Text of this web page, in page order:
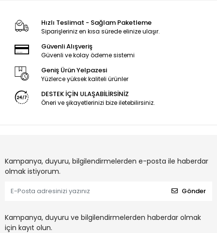
Hızlı Teslimat - Sağlam Paketleme
Siparişleriniz en kısa sürede elinize ulaşır.
Güvenli Alışveriş
Güvenli ve kolay ödeme sistemi
Geniş Ürün Yelpazesi
Yüzlerce yüksek kaliteli ürünler
DESTEK İÇİN ULAŞABİLİRSİNİZ
Öneri ve şikayetlerinizi bize iletebilirsiniz.
Kampanya, duyuru, bilgilendirmelerden e-posta ile haberdar
olmak istiyorum.
Gönder
Kampanya, duyuru ve bilgilendirmelerden haberdar olmak
için kayıt olun.